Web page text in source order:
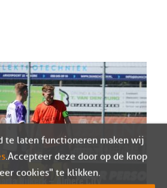
Nijkerk – Almere City
te laten functioneren maken wij
. Accepteer deze door op de knop
cookies" te klikken.